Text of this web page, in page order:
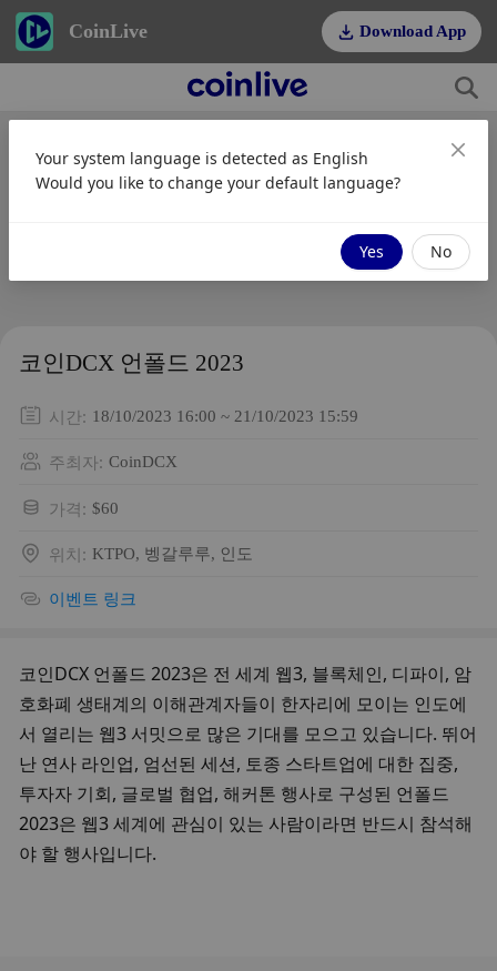
CoinLive Download App
코인DCX 언폴드 2023
시간: 18/10/2023 16:00 ~ 21/10/2023 15:59
주최자: CoinDCX
가격: $60
위치: KTPO, 벵갈루루, 인도
이벤트 링크
코인DCX 언폴드 2023은 전 세계 웹3, 블록체인, 디파이, 암
호화폐 생태계의 이해관계자들이 한자리에 모이는 인도에
서 열리는 웹3 서밋으로 많은 기대를 모으고 있습니다. 뛰어
난 연사 라인업, 엄선된 세션, 토종 스타트업에 대한 집중,
투자자 기회, 글로벌 협업, 해커톤 행사로 구성된 언폴드
2023은 웹3 세계에 관심이 있는 사람이라면 반드시 참석해
야 할 행사입니다.
Your system language is detected as English
Would you like to change your default language?
Yes No